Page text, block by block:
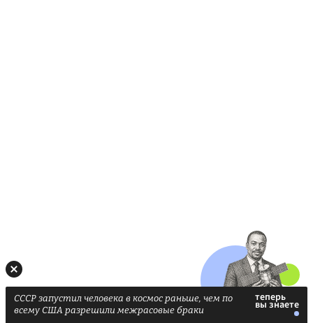
СССР запустил человека в космос раньше, чем по
всему США разрешили межрасовые браки